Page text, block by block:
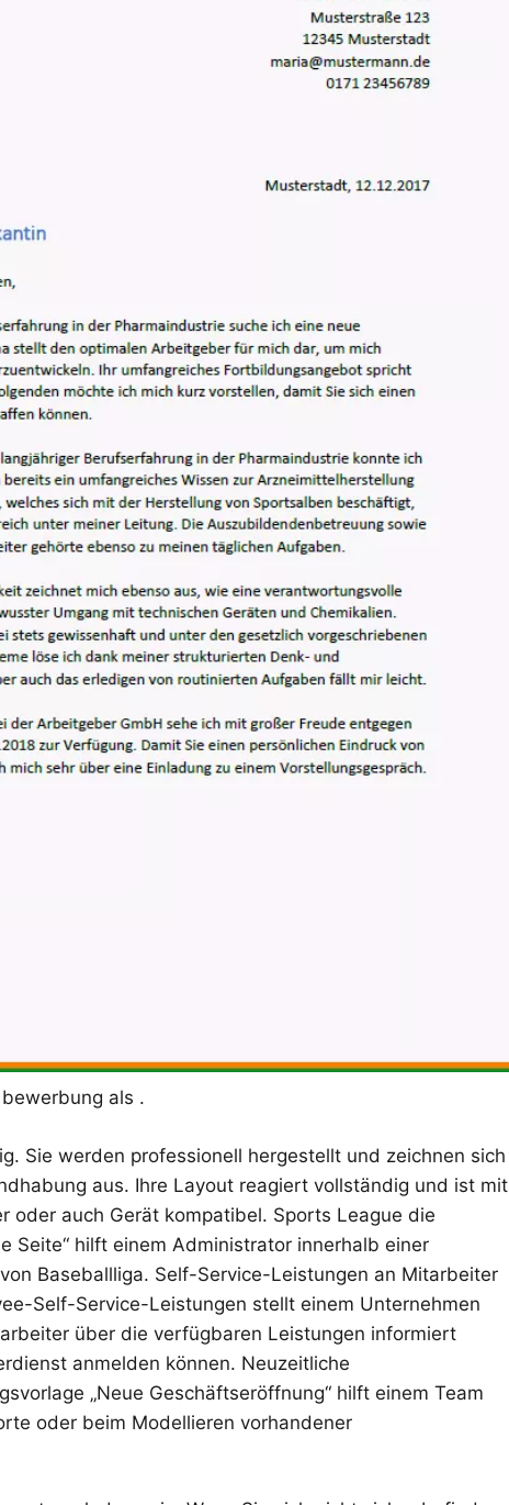
als .
Sie werden professionell hergestellt und zeichnen sich
aus. Ihre Layout reagiert vollständig und ist mit
oder auch Gerät kompatibel. Sports League die
Seite“ hilft einem Administrator innerhalb einer
Baseballliga. Self-Service-Leistungen an Mitarbeiter
Self-Service-Leistungen stellt einem Unternehmen
über die verfügbaren Leistungen informiert
anmelden können. Neuzeitliche
„Neue Geschäftseröffnung“ hilft einem Team
oder beim Modellieren vorhandener